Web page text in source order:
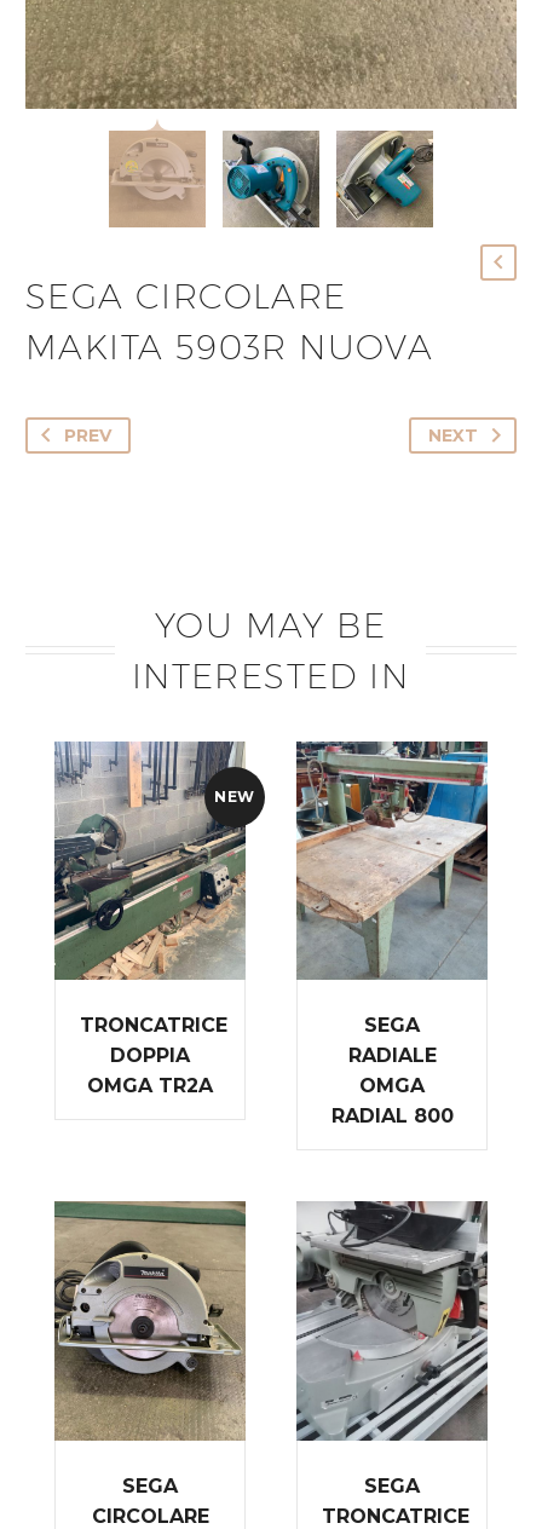
SEGA CIRCOLARE
MAKITA 5903R NUOVA
PREV NEXT
YOU MAY BE
INTERESTED IN
NEW
TRONCATRICE
DOPPIA
OMGA TR2A
SEGA
RADIALE
OMGA
RADIAL 800
SEGA
CIRCOLARE
SEGA
TRONCATRICE